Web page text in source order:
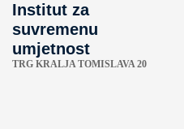
Institut za
suvremenu
umjetnost
TRG KRALJA TOMISLAVA 20